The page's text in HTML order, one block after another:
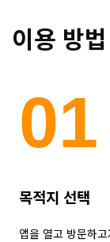
이용 방법
01
목적지 선택
앱을 열고 방문하